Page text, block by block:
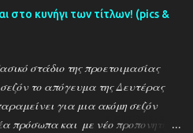
στο κυνήγι των τίτλων! (pics &
στάδιο της προετοιμασίας
το απόγευμα της Δευτέρας
για μια ακόμη σεζόν
πρόσωπα και με νέο προπονητή